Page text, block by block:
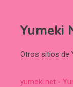
Yumeki
Otros sitios de
yumeki.net -